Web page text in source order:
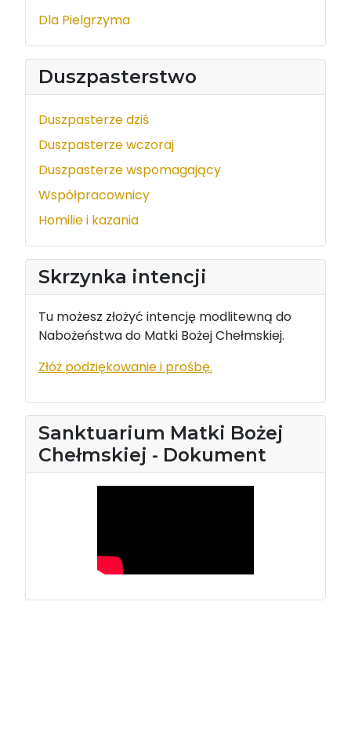
Dla Pielgrzyma
Duszpasterstwo
Duszpasterze dziś
Duszpasterze wczoraj
Duszpasterze wspomagający
Współpracownicy
Homilie i kazania
Skrzynka intencji
Tu możesz złożyć intencję modlitewną do
Nabożeństwa do Matki Bożej Chełmskiej.
Złóż podziękowanie i prośbę.
Sanktuarium Matki Bożej
Chełmskiej - Dokument